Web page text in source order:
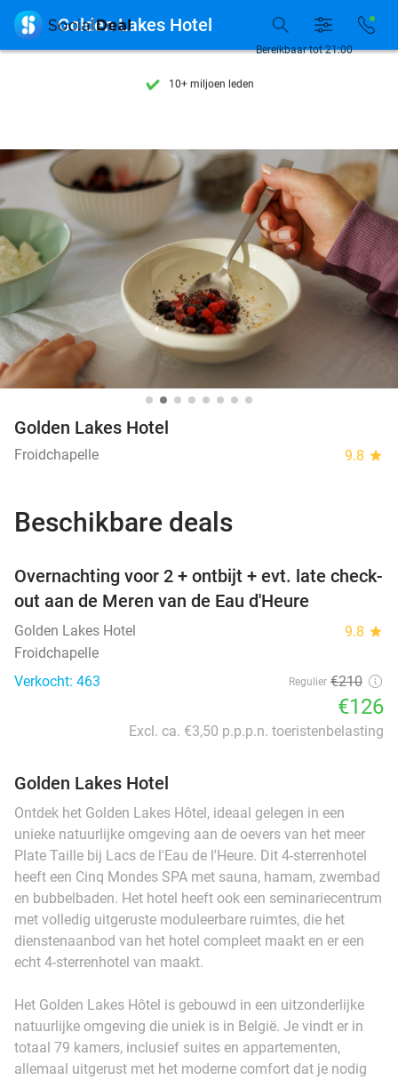
7 dagen per week beschikbaar
10+ miljoen leden
7 dagen per week beschikbaar
10+ miljoen leden
Bereikbaar tot 21:00
 Golden Lakes Hotel
Golden Lakes Hotel
Froidchapelle 9.8 star
Beschikbare deals
Overnachting voor 2 + ontbijt + evt. late check-
out aan de Meren van de Eau d'Heure
Golden Lakes Hotel 9.8 star
Froidchapelle
Verkocht: 463
Regulier €210
€126
Excl. ca. €3,50 p.p.p.n. toeristenbelasting
Golden Lakes Hotel
Ontdek het Golden Lakes Hôtel, ideaal gelegen in een
unieke natuurlijke omgeving aan de oevers van het meer
Plate Taille bij Lacs de l'Eau de l'Heure. Dit 4-sterrenhotel
heeft een Cinq Mondes SPA met sauna, hamam, zwembad
en bubbelbaden. Het hotel heeft ook een seminariecentrum
met volledig uitgeruste moduleerbare ruimtes, die het
dienstenaanbod van het hotel compleet maakt en er een
echt 4-sterrenhotel van maakt.
Het Golden Lakes Hôtel is gebouwd in een uitzonderlijke
natuurlijke omgeving die uniek is in België. Je vindt er in
totaal 79 kamers, inclusief suites en appartementen,
allemaal uitgerust met het moderne comfort dat je nodig